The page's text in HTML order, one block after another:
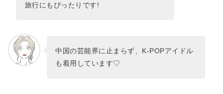
旅行にもぴったりです!
中国の芸能界に止まらず、K-POPアイドル
も着用しています♡